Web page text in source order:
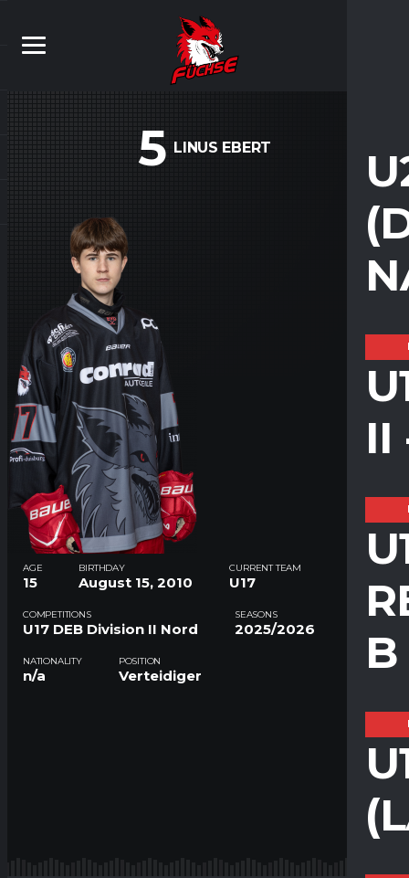
II
B
5 LINUS EBERT
AGE
15
BIRTHDAY
August 15, 2010
CURRENT TEAM
U17
COMPETITIONS
U17 DEB Division II Nord
SEASONS
2025/2026
NATIONALITY
n/a
POSITION
Verteidiger